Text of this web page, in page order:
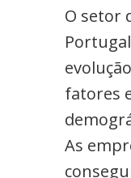
O setor
fatores
As